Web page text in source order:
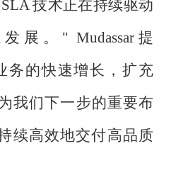
技术正在持续驱动
展。" Mudassar提
务的快速增长，扩充
我们下一步的重要布
续高效地交付高品质